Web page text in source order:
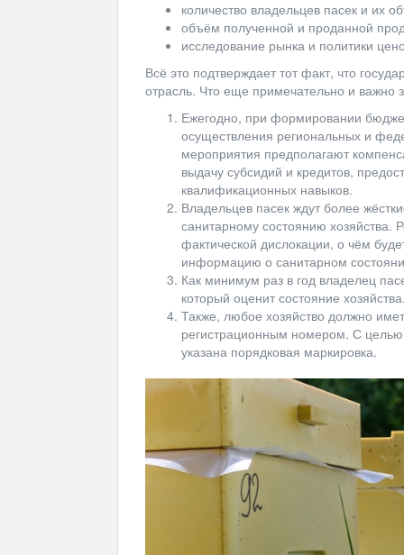
количество владельцев пасек и их
объём полученной и проданной
исследование рынка и политики
Всё это подтверждает тот факт, что
отрасль. Что еще примечательно и важно
Ежегодно, при формировании
осуществления региональных и
мероприятия предполагают
выдачу субсидий и кредитов,
квалификационных навыков.
Владельцев пасек ждут более
санитарному состоянию хозяйства.
фактической дислокации, о чём
информацию о санитарном
Как минимум раз в год владелец
который оценит состояние
Также, любое хозяйство должно
регистрационным номером. С
указана порядковая маркировка.